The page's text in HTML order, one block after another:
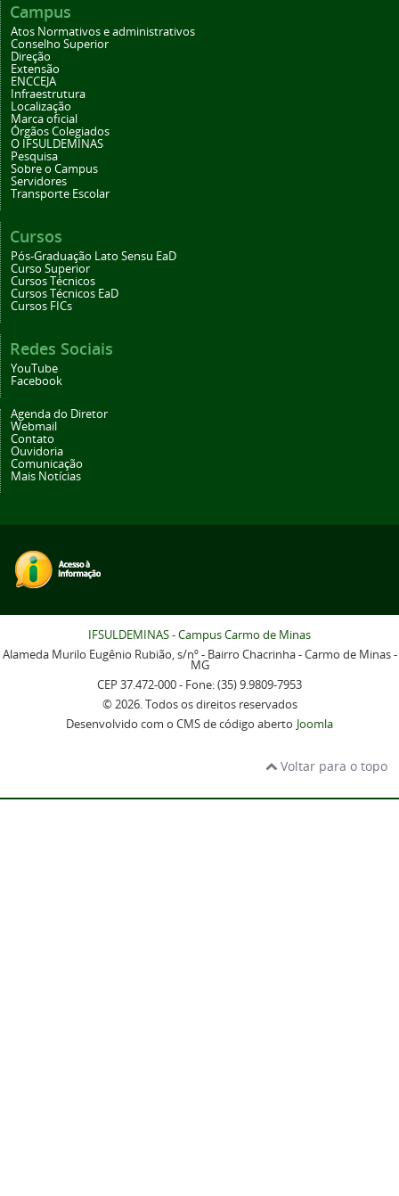
Campus
Atos Normativos e administrativos
Conselho Superior
Direção
Extensão
ENCCEJA
Infraestrutura
Localização
Marca oficial
Órgãos Colegiados
O IFSULDEMINAS
Pesquisa
Sobre o Campus
Servidores
Transporte Escolar
Cursos
Pós-Graduação Lato Sensu EaD
Curso Superior
Cursos Técnicos
Cursos Técnicos EaD
Cursos FICs
Redes Sociais
YouTube
Facebook
Agenda do Diretor
Webmail
Contato
Ouvidoria
Comunicação
Mais Notícias
IFSULDEMINAS - Campus Carmo de Minas
Alameda Murilo Eugênio Rubião, s/nº - Bairro Chacrinha - Carmo de Minas -
MG
CEP 37.472-000 - Fone: (35) 9.9809-7953
© 2026. Todos os direitos reservados
Desenvolvido com o CMS de código aberto Joomla
Voltar para o topo